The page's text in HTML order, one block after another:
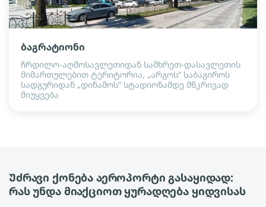
ბაგრატიონი
ჩრდილო-აღმოსავლეთიდან სამხრეთ-დასავლეთის
მიმართულებით ტერიტორია, „არგოს“ საბაგიროს
სადგურიდან „დინამოს“ სტადიონამდე მწკრივად
მიუყვება
Უძრავი ქონება აეროპორტი გასაყიდად:
რას უნდა მიაქციოთ ყურადღება ყიდვისას